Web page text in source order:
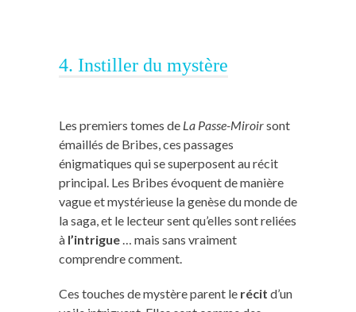
4. Instiller du mystère
Les premiers tomes de La Passe-Miroirsont
émaillés de Bribes, ces passages
énigmatiques qui se superposent au récit
principal. Les Bribes évoquent de manière
vague et mystérieuse la genèse du monde de
la saga, et le lecteur sent qu’elles sont reliées
à l’intrigue
… mais sans vraiment
comprendre comment.
Ces touches de mystère parent le récit d’un